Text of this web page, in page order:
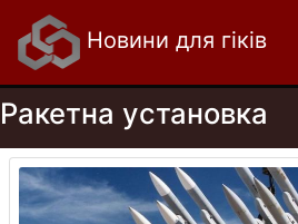
Новини для гіків
Ракетна установка